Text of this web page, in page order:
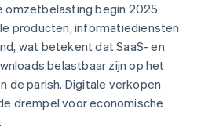
omzetbelasting begin 2025
producten, informatiediensten
wat betekent dat SaaS- en
belastbaar zijn op het
de parish. Digitale verkopen
drempel voor economische